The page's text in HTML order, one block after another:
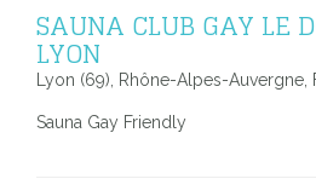
SAUNA CLUB GAY LE
LYON
Lyon (69), Rhône-Alpes-Auvergne,
Sauna Gay Friendly